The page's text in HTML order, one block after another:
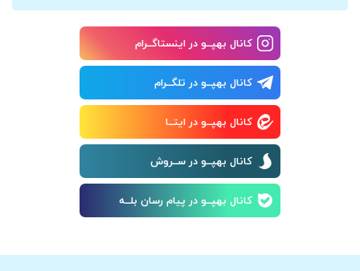
کانال بهپــو در اینستاگــرام
کانال بهپــو در تلگــرام
کانال بهپــو در ایتــا
کانال بهپــو در ســروش
کانال بهپــو در پیام رسان بلــه